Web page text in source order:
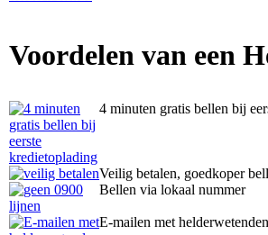
Voordelen van een
4 minuten gratis bellen bij
Veilig betalen, goedkoper
Bellen via lokaal nummer
E-mailen met helderwetenden